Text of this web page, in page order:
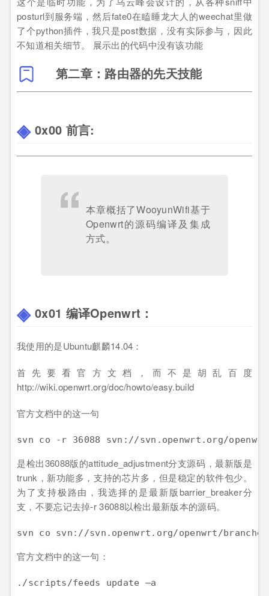
posturl到服务端，然后fate0在瞌睡龙大人的weechat里做
了个python插件，我只是post数据，没有实际参与，因此
不知道相关细节。 展示出的代码中没有该功能
第二章：路由器的先天技能
0x00 前言:
本章概括了WooyunWifi基于
Openwrt的源码编译及集成
方式。
0x01 编译Openwrt：
我使用的是Ubuntu麒麟14.04：
首先要看官方文档，而不是胡乱百度
http://wiki.openwrt.org/doc/howto/easy.build
官方文档中的这一句
是检出36088版的attitude_adjustment分支源码，最新版是
trunk，新功能多，支持的芯片多，但是稳定的软件包少。
为了支持极路由，我选择的是最新版barrier_breaker分
支，不要忘记去掉-r 36088以检出最新版本的源码。
官方文档中的这一句：